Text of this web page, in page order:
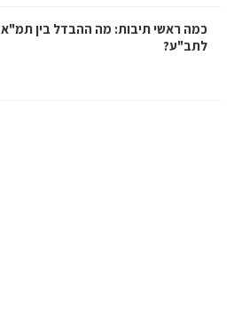
כמה ראשי תיבות: מה ההבדל בין תמ"א
לתב"ע?